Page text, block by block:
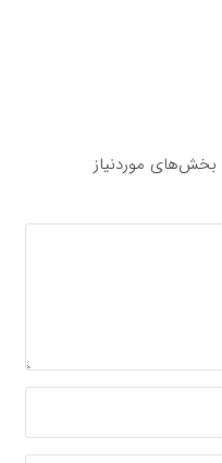
بخش‌های موردنیاز